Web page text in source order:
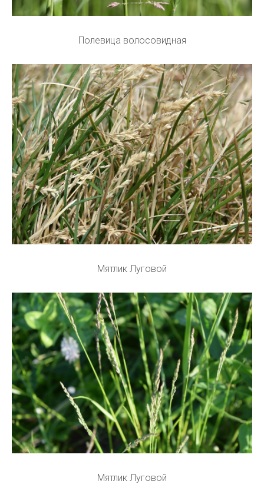
Полевица волосовидная
Мятлик Луговой
Мятлик Луговой